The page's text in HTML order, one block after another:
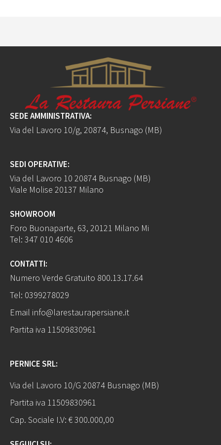
SEDE AMMINISTRATIVA:
Via del Lavoro 10/g, 20874, Busnago (MB)
SEDI OPERATIVE:
Via del Lavoro 10 20874 Busnago (MB)
Viale Molise 20137 Milano
SHOWROOM
Foro Buonaparte, 63, 20121 Milano Mi
Tel: 347 010 4606
CONTATTI:
Numero Verde Gratuito 800.13.17.64
Tel: 0399278029
Email info@larestaurapersiane.it
Partita iva 11509830961
PERNICE SRL:
Via del Lavoro 10/G 20874 Busnago (MB)
Partita iva 11509830961
Cap. Sociale I.V: € 300.000,00